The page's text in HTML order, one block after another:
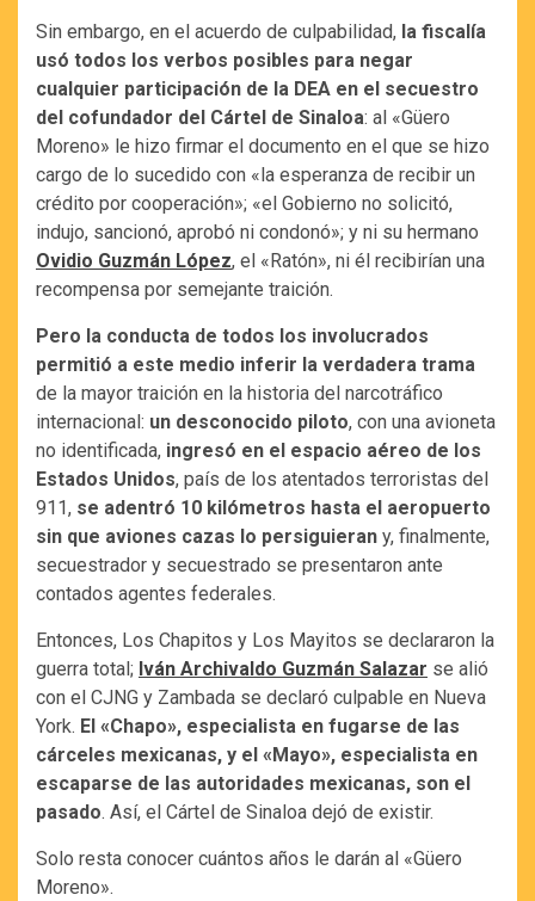
Sin embargo, en el acuerdo de culpabilidad, la fiscalía
usó todos los verbos posibles para negar
cualquier participación de la DEA en el secuestro
del cofundador del Cártel de Sinaloa: al «Güero
Moreno» le hizo firmar el documento en el que se hizo
cargo de lo sucedido con «la esperanza de recibir un
crédito por cooperación»; «el Gobierno no solicitó,
indujo, sancionó, aprobó ni condonó»; y ni su hermano
Ovidio Guzmán López, el «Ratón», ni él recibirían una
recompensa por semejante traición.
Pero la conducta de todos los involucrados
permitió a este medio inferir la verdadera trama
de la mayor traición en la historia del narcotráfico
internacional: un desconocido piloto, con una avioneta
no identificada, ingresó en el espacio aéreo de los
Estados Unidos, país de los atentados terroristas del
911, se adentró 10 kilómetros hasta el aeropuerto
sin que aviones cazas lo persiguieran y, finalmente,
secuestrador y secuestrado se presentaron ante
contados agentes federales.
Entonces, Los Chapitos y Los Mayitos se declararon la
guerra total; Iván Archivaldo Guzmán Salazar se alió
con el CJNG y Zambada se declaró culpable en Nueva
York. El «Chapo», especialista en fugarse de las
cárceles mexicanas, y el «Mayo», especialista en
escaparse de las autoridades mexicanas, son el
pasado. Así, el Cártel de Sinaloa dejó de existir.
Solo resta conocer cuántos años le darán al «Güero
Moreno».